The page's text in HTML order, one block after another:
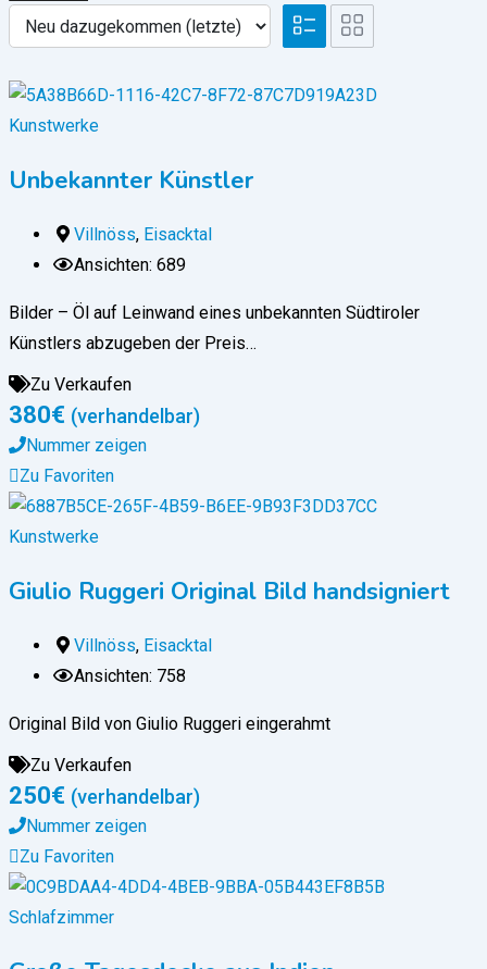
Kunstwerke
Unbekannter Künstler
Villnöss, Eisacktal
Ansichten: 689
Bilder – Öl auf Leinwand eines unbekannten Südtiroler
Künstlers abzugeben der Preis…
Zu Verkaufen
380€ (verhandelbar)
Nummer zeigen
Zu Favoriten
Kunstwerke
Giulio Ruggeri Original Bild handsigniert
Villnöss, Eisacktal
Ansichten: 758
Original Bild von Giulio Ruggeri eingerahmt
Zu Verkaufen
250€ (verhandelbar)
Nummer zeigen
Zu Favoriten
Schlafzimmer